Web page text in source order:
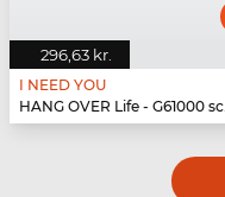
296,63 kr.
I NEED YOU
HANG OVER Life - G61000 schwarz